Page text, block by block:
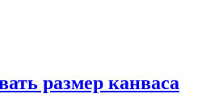
размер канваса